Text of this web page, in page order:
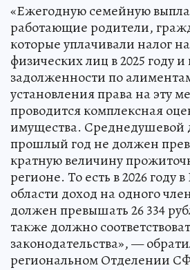
«Ежегодную семейную
работающие родители,
которые уплачивали налог
физических лиц в 2025 году
задолженности по
установления права на эту
проводится комплексная
имущества. Среднедушевой
прошлый год не должен
кратную величину
регионе. То есть в 2026 году
области доход на одного
должен превышать 26 334
также должно
законодательства», —
региональном Отделении